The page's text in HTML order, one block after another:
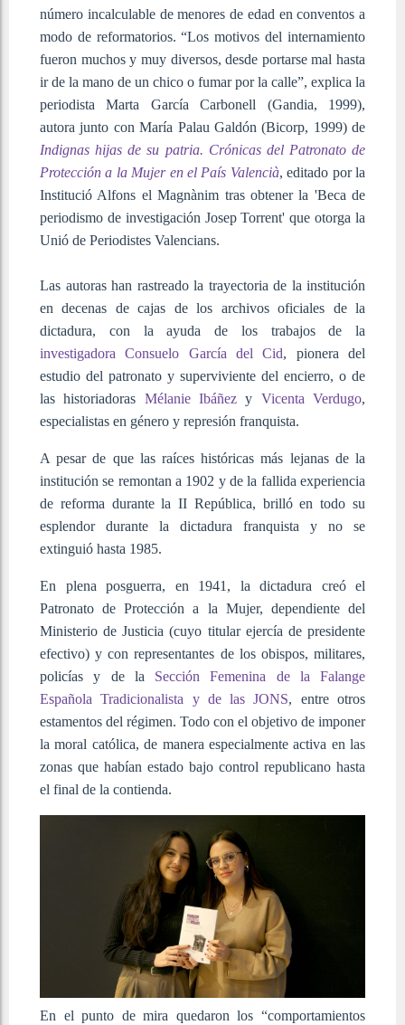
número incalculable de menores de edad en conventos a
modo de reformatorios. “Los motivos del internamiento
fueron muchos y muy diversos, desde portarse mal hasta
ir de la mano de un chico o fumar por la calle”, explica la
periodista Marta García Carbonell (Gandia, 1999),
autora junto con María Palau Galdón (Bicorp, 1999) de
Indignas hijas de su patria. Crónicas del Patronato de
Protección a la Mujer en el País Valencià, editado por la
Institució Alfons el Magnànim tras obtener la 'Beca de
periodismo de investigación Josep Torrent' que otorga la
Unió de Periodistes Valencians.
Las autoras han rastreado la trayectoria de la institución
en decenas de cajas de los archivos oficiales de la
dictadura, con la ayuda de los trabajos de la
investigadora Consuelo García del Cid, pionera del
estudio del patronato y superviviente del encierro, o de
las historiadoras Mélanie Ibáñez y Vicenta Verdugo,
especialistas en género y represión franquista.
A pesar de que las raíces históricas más lejanas de la
institución se remontan a 1902 y de la fallida experiencia
de reforma durante la II República, brilló en todo su
esplendor durante la dictadura franquista y no se
extinguió hasta 1985.
En plena posguerra, en 1941, la dictadura creó el
Patronato de Protección a la Mujer, dependiente del
Ministerio de Justicia (cuyo titular ejercía de presidente
efectivo) y con representantes de los obispos, militares,
policías y de la Sección Femenina de la Falange
Española Tradicionalista y de las JONS, entre otros
estamentos del régimen. Todo con el objetivo de imponer
la moral católica, de manera especialmente activa en las
zonas que habían estado bajo control republicano hasta
el final de la contienda.
En el punto de mira quedaron los “comportamientos